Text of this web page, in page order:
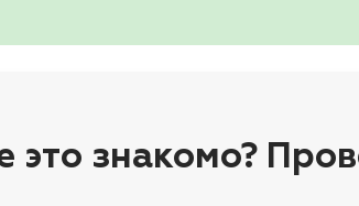
это знакомо?